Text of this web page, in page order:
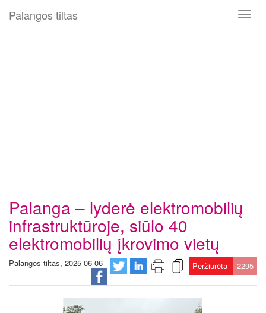
Toggle
Palangos tiltas
Palanga – lyderė elektromobilių
infrastruktūroje, siūlo 40
elektromobilių įkrovimo vietų
Palangos tiltas, 2025-06-06 Peržiūrėta 2295